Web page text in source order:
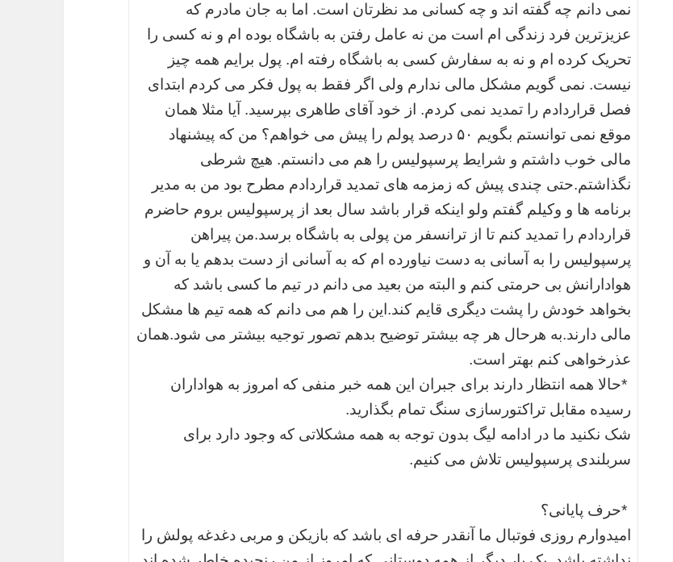
نمی دانم چه گفته اند و چه کسانی مد نظرتان است. اما به جان مادرم که
عزیزترین فرد زندگی ام است من نه عامل رفتن به باشگاه بوده ام و نه کسی را
تحریک کرده ام و نه به سفارش کسی به باشگاه رفته ام. پول برایم همه چیز
نیست. نمی گویم مشکل مالی ندارم ولی اگر فقط به پول فکر می کردم ابتدای
فصل قراردادم را تمدید نمی کردم. از خود آقای طاهری بپرسید. آیا مثلا همان
موقع نمی توانستم بگویم ۵۰ درصد پولم را پیش می خواهم؟ من که پیشنهاد
مالی خوب داشتم و شرایط پرسپولیس را هم می دانستم. هیچ شرطی
نگذاشتم.حتی چندی پیش که زمزمه های تمدید قراردادم مطرح بود من به مدیر
برنامه ها و وکیلم گفتم ولو اینکه قرار باشد سال بعد از پرسپولیس بروم حاضرم
قراردادم را تمدید کنم تا از ترانسفر من پولی به باشگاه برسد.من پیراهن
پرسپولیس را به آسانی به دست نیاورده ام که به آسانی از دست بدهم یا به آن و
هوادارانش بی حرمتی کنم و البته من بعید می دانم در تیم ما کسی باشد که
بخواهد خودش را پشت دیگری قایم کند.این را هم می دانم که همه تیم ها مشکل
مالی دارند.به هرحال هر چه بیشتر توضیح بدهم تصور توجیه بیشتر می شود.همان
عذرخواهی کنم بهتر است.
*حالا همه انتظار دارند برای جبران این همه خبر منفی که امروز به هواداران
رسیده مقابل تراکتورسازی سنگ تمام بگذارید.
شک نکنید ما در ادامه لیگ بدون توجه به همه مشکلاتی که وجود دارد برای
سربلندی پرسپولیس تلاش می کنیم.
*حرف پایانی؟
امیدوارم روزی فوتبال ما آنقدر حرفه ای باشد که بازیکن و مربی دغدغه پولش را